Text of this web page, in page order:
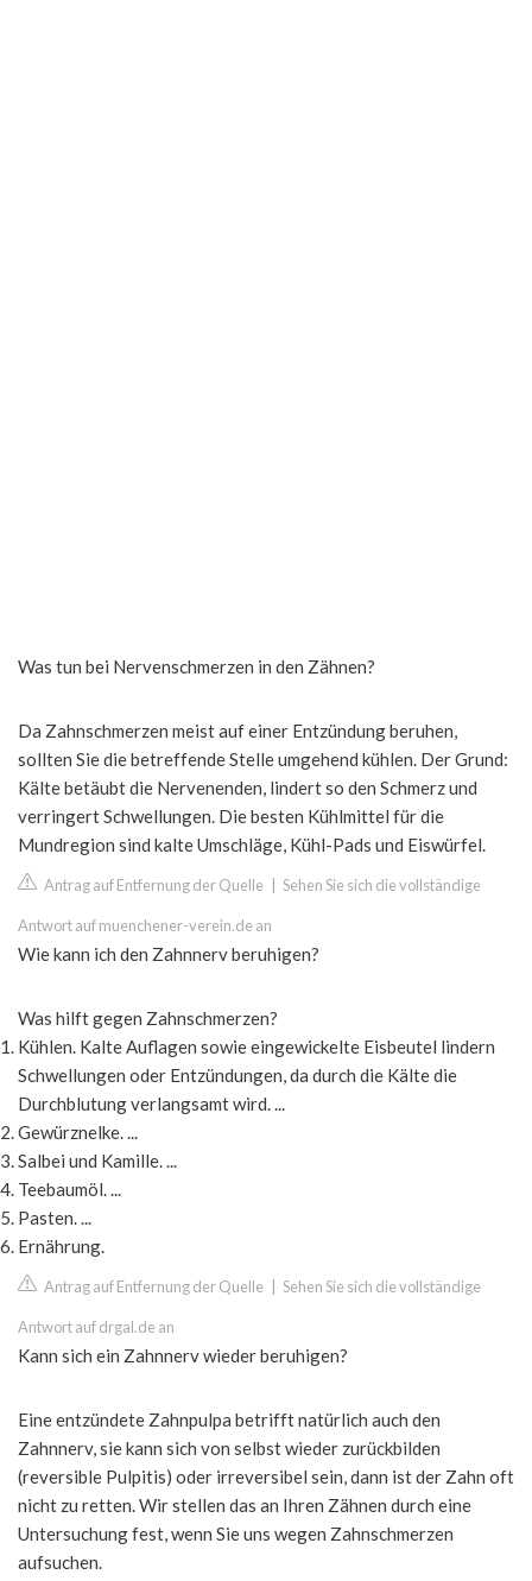
Was tun bei Nervenschmerzen in den Zähnen?
Da Zahnschmerzen meist auf einer Entzündung beruhen,
sollten Sie die betreffende Stelle umgehend kühlen. Der Grund:
Kälte betäubt die Nervenenden, lindert so den Schmerz und
verringert Schwellungen. Die besten Kühlmittel für die
Mundregion sind kalte Umschläge, Kühl-Pads und Eiswürfel.
Antrag auf Entfernung der Quelle Sehen Sie sich die vollständige
Antwort auf muenchener-verein.de an
Wie kann ich den Zahnnerv beruhigen?
Was hilft gegen Zahnschmerzen?
Kühlen. Kalte Auflagen sowie eingewickelte Eisbeutel lindern
Schwellungen oder Entzündungen, da durch die Kälte die
Durchblutung verlangsamt wird. ...
Gewürznelke. ...
Salbei und Kamille. ...
Teebaumöl. ...
Pasten. ...
Ernährung.
Antrag auf Entfernung der Quelle Sehen Sie sich die vollständige
Antwort auf drgal.de an
Kann sich ein Zahnnerv wieder beruhigen?
Eine entzündete Zahnpulpa betrifft natürlich auch den
Zahnnerv, sie kann sich von selbst wieder zurückbilden
(reversible Pulpitis) oder irreversibel sein, dann ist der Zahn oft
nicht zu retten. Wir stellen das an Ihren Zähnen durch eine
Untersuchung fest, wenn Sie uns wegen Zahnschmerzen
aufsuchen.